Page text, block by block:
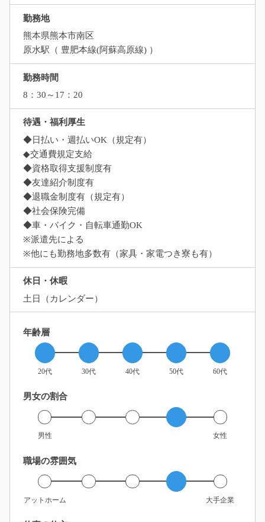
勤務地
熊本県熊本市南区
原水駅（ 豊肥本線(阿蘇高原線) ）
勤務時間
8：30～17：20
待遇・福利厚生
◆日払い・週払いOK（規定有）
◆交通費規定支給
◆資格取得支援制度有
◆友達紹介制度有
◆退職金制度有（規定有）
◆社会保険完備
◆車・バイク・自転車通勤OK
※派遣先による
※他にも勤務地多数有（家具・家電つき寮も有）
休日・休暇
土日（カレンダー）
年齢層
20代 30代 40代 50代 60代
男女の割合
男性 女性
職場の雰囲気
アットホーム 大手企業